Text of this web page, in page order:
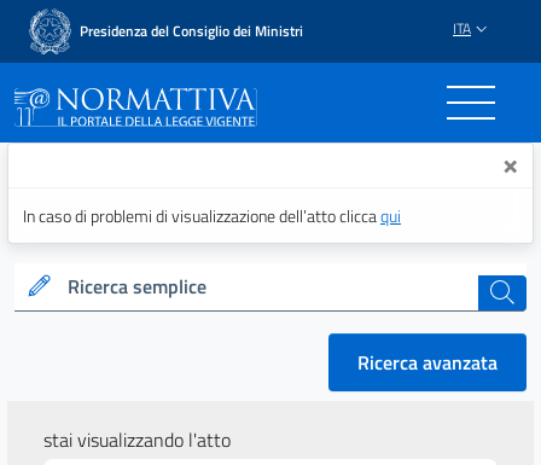
Presidenza del Consiglio dei Ministri ITA
Normattiva - Il portale ×
In caso di problemi di visualizzazione dell’atto cliccaqui
Ricerca semplice cerca
Ricerca avanzata
stai visualizzando l'atto